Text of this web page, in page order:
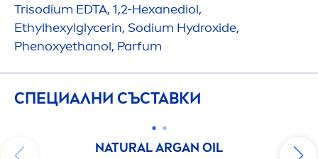
Trisodium EDTA, 1,2-Hexanediol,
Ethylhexylglycerin, Sodium Hydroxide,
Phenoxyethanol, Parfum
СПЕЦИАЛНИ СЪСТАВКИ
NATURALARGAN OIL